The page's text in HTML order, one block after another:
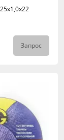
Запрос